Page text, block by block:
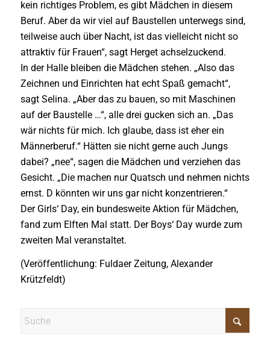
kein richtiges Problem, es gibt Mädchen in diesem
Beruf. Aber da wir viel auf Baustellen unterwegs sind,
teilweise auch über Nacht, ist das vielleicht nicht so
attraktiv für Frauen“, sagt Herget achselzuckend.
In der Halle bleiben die Mädchen stehen. „Also das
Zeichnen und Einrichten hat echt Spaß gemacht“,
sagt Selina. „Aber das zu bauen, so mit Maschinen
auf der Baustelle …“, alle drei gucken sich an. „Das
wär nichts für mich. Ich glaube, dass ist eher ein
Männerberuf.“ Hätten sie nicht gerne auch Jungs
dabei? „nee“, sagen die Mädchen und verziehen das
Gesicht. „Die machen nur Quatsch und nehmen nichts
ernst. D könnten wir uns gar nicht konzentrieren.“
Der Girls‘ Day, ein bundesweite Aktion für Mädchen,
fand zum Elften Mal statt. Der Boys‘ Day wurde zum
zweiten Mal veranstaltet.
(Veröffentlichung: Fuldaer Zeitung, Alexander
Krützfeldt)